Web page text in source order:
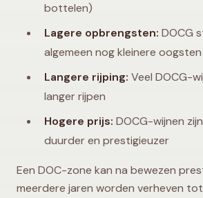
bottelen)
Lagere opbrengsten: DOCG
algemeen nog kleinere
Langere rijping: Veel DOCG-
langer rijpen
Hogere prijs: DOCG-wijnen
duurder en prestigieuzer
Een DOC-zone kan na bewezen
meerdere jaren worden verheven